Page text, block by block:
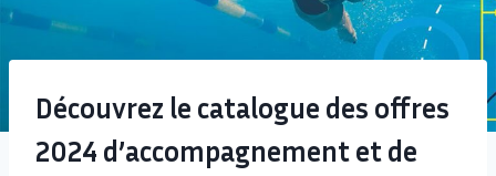
Découvrez le catalogue des offres
2024 d’accompagnement et de